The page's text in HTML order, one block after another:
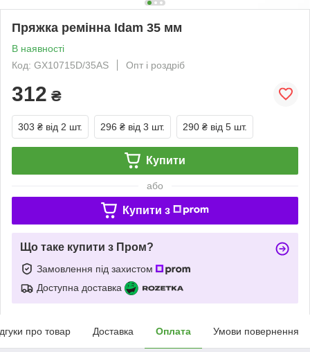
Пряжка ремінна Idam 35 мм
В наявності
Код: GX10715D/35AS
Опт і роздріб
312 ₴
303 ₴ від 2 шт. 296 ₴ від 3 шт. 290 ₴ від 5 шт.
Купити
або
Купити з
Що таке купити з Пром?
Замовлення під захистом
Доступна доставка
про товар Доставка Оплата Умови повернення